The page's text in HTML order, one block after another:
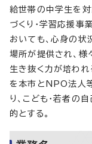
給世帯の中学生を対
づくり・学習応援事
おいても、心身の状
場所が提供され、様
生き抜く力が培われ
を本市とNPO法人
り、こども・若者の
的とする。